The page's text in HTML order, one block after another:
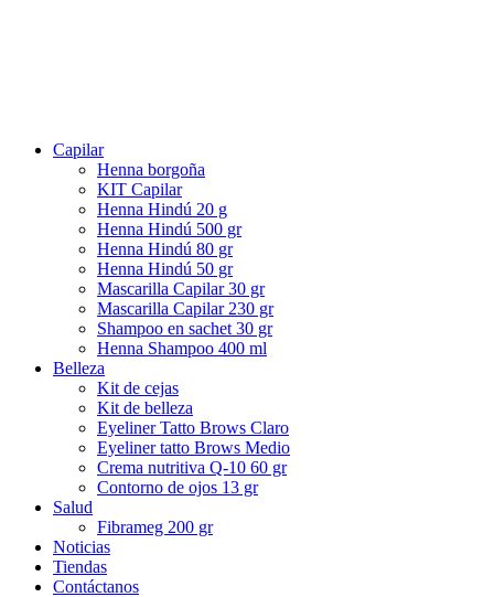
Capilar
Henna borgoña
KIT Capilar
Henna Hindú 20 g
Henna Hindú 500 gr
Henna Hindú 80 gr
Henna Hindú 50 gr
Mascarilla Capilar 30 gr
Mascarilla Capilar 230 gr
Shampoo en sachet 30 gr
Henna Shampoo 400 ml
Belleza
Kit de cejas
Kit de belleza
Eyeliner Tatto Brows Claro
Eyeliner tatto Brows Medio
Crema nutritiva Q-10 60 gr
Contorno de ojos 13 gr
Salud
Fibrameg 200 gr
Noticias
Tiendas
Contáctanos